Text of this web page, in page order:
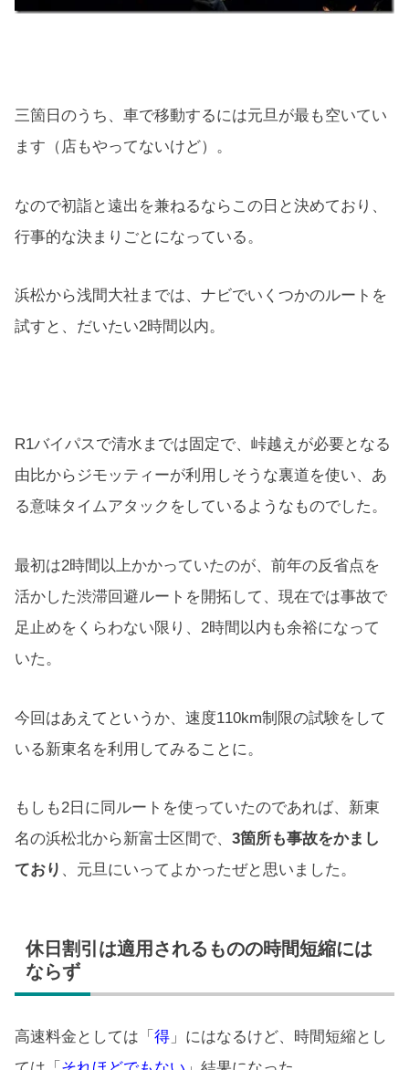
三箇日のうち、車で移動するには元旦が最も空いてい
ます（店もやってないけど）。
なので初詣と遠出を兼ねるならこの日と決めており、
行事的な決まりごとになっている。
浜松から浅間大社までは、ナビでいくつかのルートを
試すと、だいたい2時間以内。
R1バイパスで清水までは固定で、峠越えが必要となる
由比からジモッティーが利用しそうな裏道を使い、あ
る意味タイムアタックをしているようなものでした。
最初は2時間以上かかっていたのが、前年の反省点を
活かした渋滞回避ルートを開拓して、現在では事故で
足止めをくらわない限り、2時間以内も余裕になって
いた。
今回はあえてというか、速度110km制限の試験をして
いる新東名を利用してみることに。
もしも2日に同ルートを使っていたのであれば、新東
名の浜松北から新富士区間で、 3箇所も事故をかまし
ており 、元旦にいってよかったぜと思いました。
休日割引は適用されるものの時間短縮には
ならず
高速料金としては「 得 」にはなるけど、時間短縮とし